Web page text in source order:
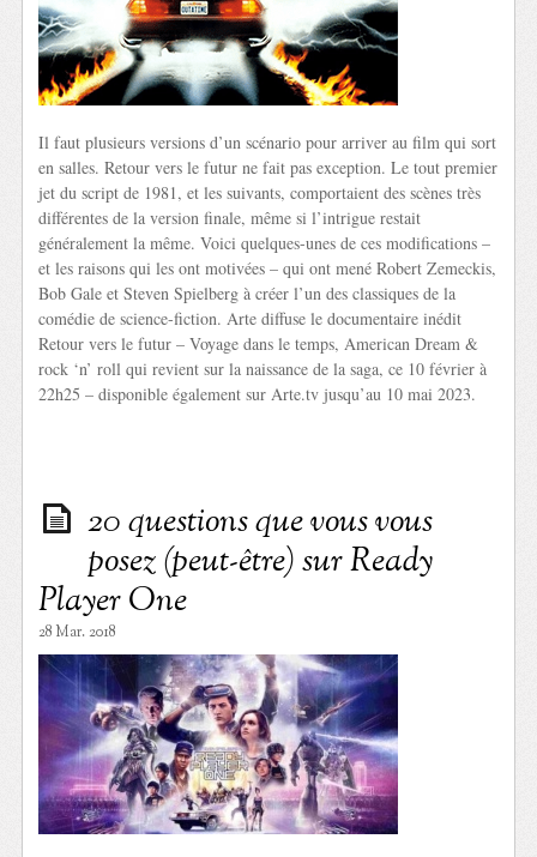
Il faut plusieurs versions d’un scénario pour arriver au film qui sort
en salles. Retour vers le futur ne fait pas exception. Le tout premier
jet du script de 1981, et les suivants, comportaient des scènes très
différentes de la version finale, même si l’intrigue restait
généralement la même. Voici quelques-unes de ces modifications –
et les raisons qui les ont motivées – qui ont mené Robert Zemeckis,
Bob Gale et Steven Spielberg à créer l’un des classiques de la
comédie de science-fiction. Arte diffuse le documentaire inédit
Retour vers le futur – Voyage dans le temps, American Dream &
rock ‘n’ roll qui revient sur la naissance de la saga, ce 10 février à
22h25 – disponible également sur Arte.tv jusqu’au 10 mai 2023.
20 questions que vous vous
posez (peut-être) sur Ready
Player One
28 Mar. 2018